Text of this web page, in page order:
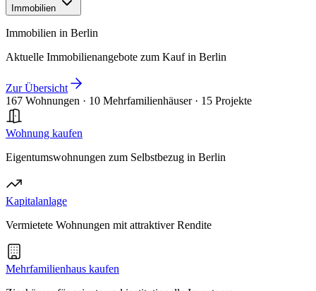
Immobilien
Immobilien in Berlin
Aktuelle Immobilienangebote zum Kauf in Berlin
Zur Übersicht
167 Wohnungen · 10 Mehrfamilienhäuser · 15 Projekte
Wohnung kaufen
Eigentumswohnungen zum Selbstbezug in Berlin
Kapitalanlage
Vermietete Wohnungen mit attraktiver Rendite
Mehrfamilienhaus kaufen